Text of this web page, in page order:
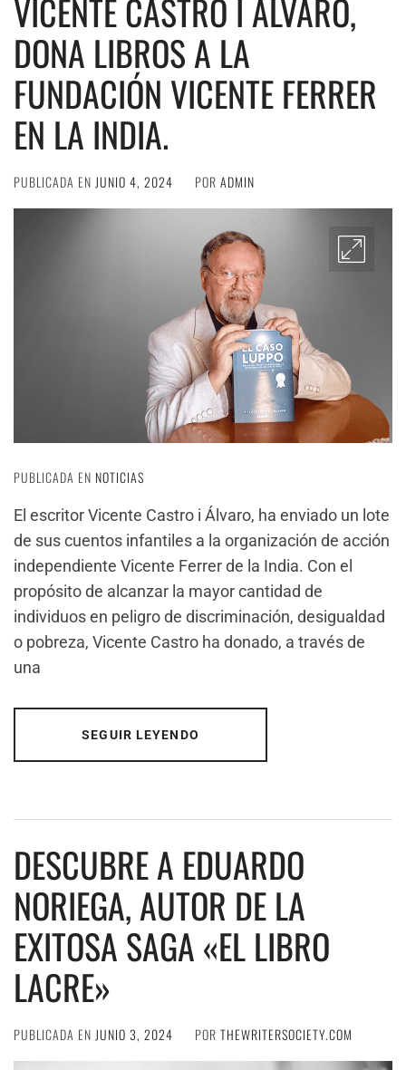
VICENTE CASTRO I ÁLVARO,
DONA LIBROS A LA
FUNDACIÓN VICENTE FERRER
EN LA INDIA.
PUBLICADA EN JUNIO 4, 2024 POR ADMIN
PUBLICADA EN NOTICIAS
El escritor Vicente Castro i Álvaro, ha enviado un lote
de sus cuentos infantiles a la organización de acción
independiente Vicente Ferrer de la India. Con el
propósito de alcanzar la mayor cantidad de
individuos en peligro de discriminación, desigualdad
o pobreza, Vicente Castro ha donado, a través de
una
SEGUIR LEYENDO
DESCUBRE A EDUARDO
NORIEGA, AUTOR DE LA
EXITOSA SAGA «EL LIBRO
LACRE»
PUBLICADA EN JUNIO 3, 2024 POR THEWRITERSOCIETY.COM